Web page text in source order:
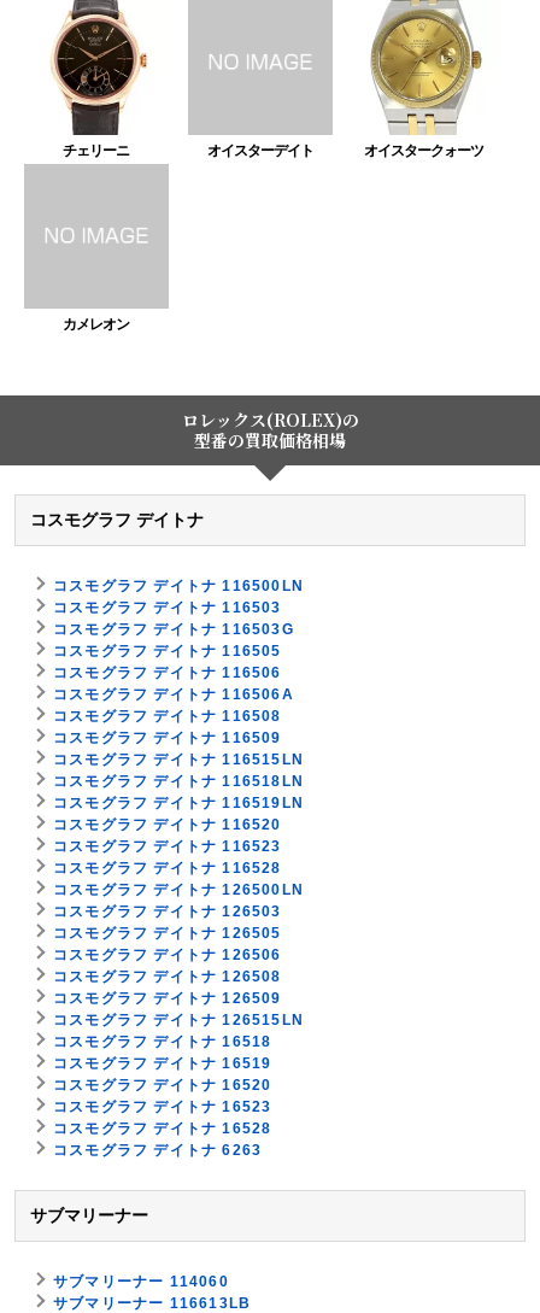
チェリーニ オイスターデイト オイスタークォーツ
カメレオン
ロレックス(ROLEX)の
型番の買取価格相場
コスモグラフ デイトナ
コスモグラフ デイトナ 116500LN
コスモグラフ デイトナ 116503
コスモグラフ デイトナ 116503G
コスモグラフ デイトナ 116505
コスモグラフ デイトナ 116506
コスモグラフ デイトナ 116506A
コスモグラフ デイトナ 116508
コスモグラフ デイトナ 116509
コスモグラフ デイトナ 116515LN
コスモグラフ デイトナ 116518LN
コスモグラフ デイトナ 116519LN
コスモグラフ デイトナ 116520
コスモグラフ デイトナ 116523
コスモグラフ デイトナ 116528
コスモグラフ デイトナ 126500LN
コスモグラフ デイトナ 126503
コスモグラフ デイトナ 126505
コスモグラフ デイトナ 126506
コスモグラフ デイトナ 126508
コスモグラフ デイトナ 126509
コスモグラフ デイトナ 126515LN
コスモグラフ デイトナ 16518
コスモグラフ デイトナ 16519
コスモグラフ デイトナ 16520
コスモグラフ デイトナ 16523
コスモグラフ デイトナ 16528
コスモグラフ デイトナ 6263
サブマリーナー
サブマリーナー 114060
サブマリーナー 116613LB